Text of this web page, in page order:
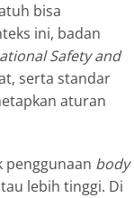
bisa
ini, badan
Safety and
serta standar
aturan
penggunaan body
lebih tinggi. Di